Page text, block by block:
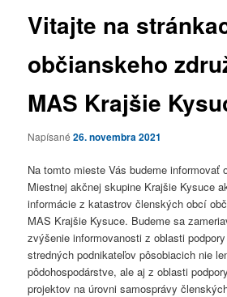
Vitajte na
občianskeho
MAS Krajšie
Napísané26. novembra 2021
Na tomto mieste Vás budeme informovať
Miestnej akčnej skupine Krajšie Kysuce
informácie z katastrov členských obcí
MAS Krajšie Kysuce. Budeme sa
zvýšenie informovanosti z oblasti
stredných podnikateľov pôsobiacich nie
pôdohospodárstve, ale aj z oblasti
projektov na úrovni samosprávy